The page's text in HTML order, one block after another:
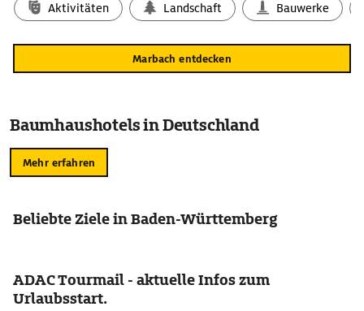
Aktivitäten Landschaft Bauwerke
Marbach entdecken
Baumhaushotels in Deutschland
Mehr erfahren
Beliebte Ziele in Baden-Württemberg
ADAC Tourmail - aktuelle Infos zum
Urlaubsstart.